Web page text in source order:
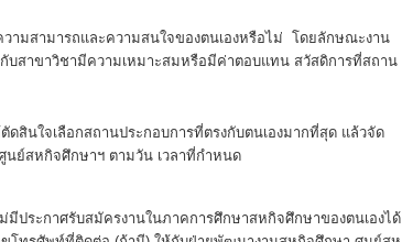
ามสามารถและความสนใจของตนเองหรือไม่ โดยลักษณะงาน
สาขาวิชามีความเหมาะสมหรือมีค่าตอบแทน สวัสดิการที่สถาน
สินใจเลือกสถานประกอบการที่ตรงกับตนเองมากที่สุด แล้วจัด
นย์สหกิจศึกษาฯ ตามวัน เวลาที่กำหนด
ประกาศรับสมัครงานในภาคการศึกษาสหกิจศึกษาของตนเองได้